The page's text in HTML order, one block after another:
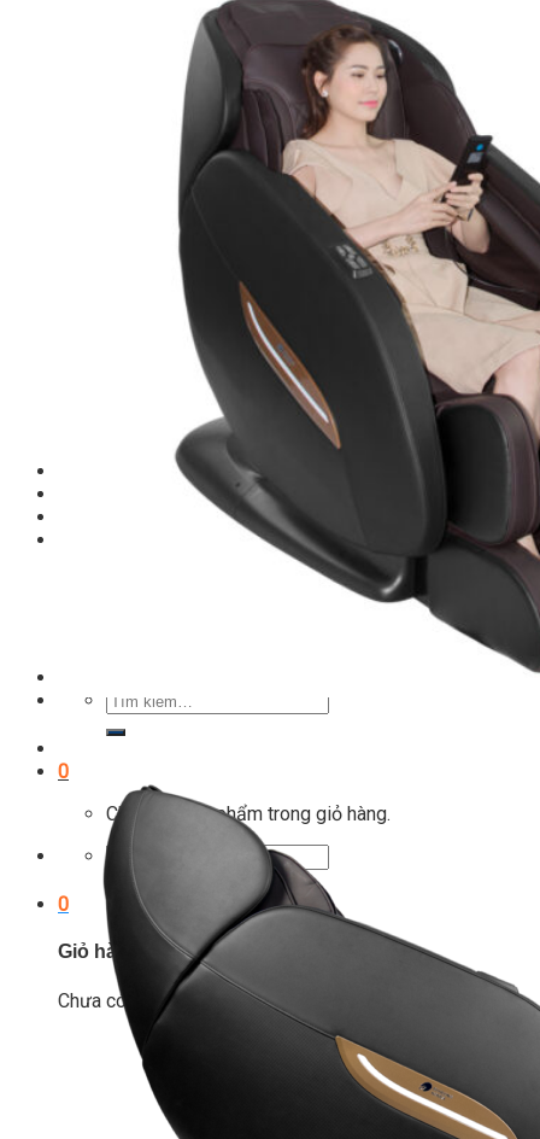
TM-H Robot Serie
TM-G Robot Serie
TM-PL Robot Serie
Free weight Tiger Sport
TGP Serie Free Weight
TGS Serie Free Weight
TGF Serie Free Weight
TM Serie Free Weight
TM-F Serie Free Weight
TM-FF Serie Free Weight
TM-AN Serie Free Weight
TM-C Serie Free Weight
TM-360 Serie
Tạ và phụ kiện Tiger Sport
Thanh lý thiết bị phòng gym
Hàng trưng bày thanh lý
Hàng trưng bày thanh lý Gym
Hàng trưng bày thanh lý Cardio
Hàng Mới Giá Sốc
Phụ kiện gym thanh lý
Setup Phòng Gym
Tuyển Cộng Tác Viên
Tìm
kiếm:
0
Chưa có sản phẩm trong giỏ hàng.
Tìm
kiếm:
0
Giỏ hàng
Chưa có sản phẩm trong giỏ hàng.